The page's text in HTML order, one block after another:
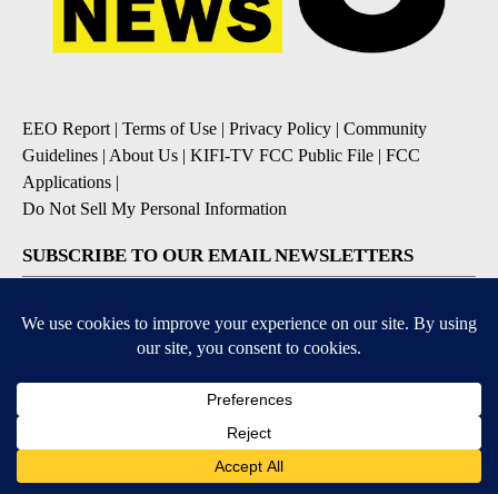
EEO Report | Terms of Use | Privacy Policy | Community
Guidelines | About Us | KIFI-TV FCC Public File | FCC
Applications |
Do Not Sell My Personal Information
SUBSCRIBE TO OUR EMAIL NEWSLETTERS
Daily News Update
Breaking News Alert
DOWNLOAD OUR APPS